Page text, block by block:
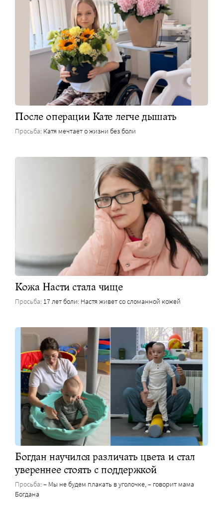
После операции Кате легче дышать
Просьба: Катя мечтает о жизни без боли
Кожа Насти стала чище
Просьба: 17 лет боли: Настя живет со сломанной кожей
Богдан научился различать цвета и стал
увереннее стоять с поддержкой
Просьба: – Мы не будем плакать в уголочке, – говорит мама
Богдана